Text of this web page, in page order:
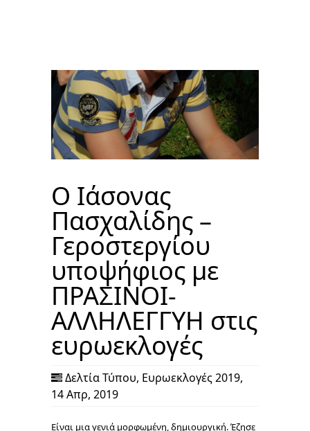
Ο Ιάσονας
Πασχαλίδης –
Γεροστεργίου
υποψήφιος με
ΠΡΑΣΙΝΟΙ-
ΑΛΛΗΛΕΓΓΥΗ στις
ευρωεκλογές
Δελτία Τύπου, Ευρωεκλογές 2019,
14 Απρ, 2019
Είναι μια γενιά μορφωμένη, δημιουργική. Έζησε